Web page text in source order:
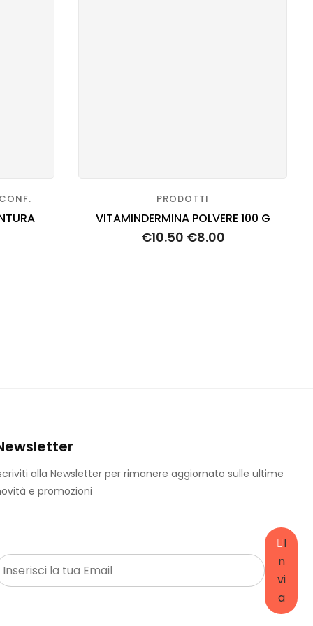
PRODOTTI
VITAMINDERMINA POLVERE 100 G
€10.50 €8.00
alla Newsletter per rimanere aggiornato sulle ultime
e promozioni
I
n
vi
a